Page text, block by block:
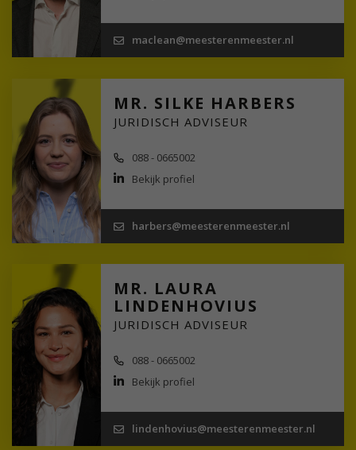
maclean@meesterenmeester.nl
MR. SILKE HARBERS
JURIDISCH ADVISEUR
088 - 0665002
Bekijk profiel
harbers@meesterenmeester.nl
MR. LAURA
LINDENHOVIUS
JURIDISCH ADVISEUR
088 - 0665002
Bekijk profiel
lindenhovius@meesterenmeester.nl